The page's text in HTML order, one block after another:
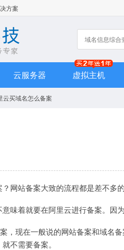
方案
云服务器 虚拟主机
云买域名怎么备案
网站备案大致的流程都是差不多
味着就要在阿里云进行备案。因
，现在一般说的网站备案和域名
不需要备案。